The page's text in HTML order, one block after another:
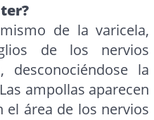
de la varicela,
de los nervios
desconociéndose la
ampollas aparecen
área de los nervios